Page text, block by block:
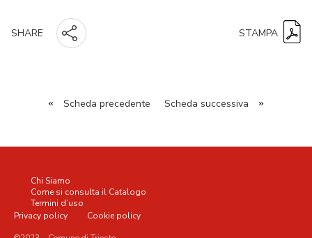
SHARE STAMPA
« Scheda precedente Scheda successiva »
Chi Siamo
Come si consulta il Catalogo
Termini d’uso
Privacy policy
Cookie policy